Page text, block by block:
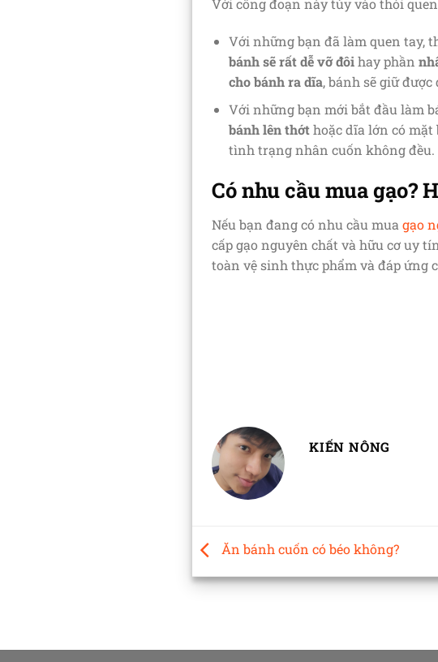
Với công đoạn này tùy vào thói
Với những bạn đã làm quen tay,
bánh sẽ rất dễ vỡ đôihay phần
cho bánh ra dĩa, bánh sẽ giữ được
Với những bạn mới bắt đầu làm
bánh lên thớthoặc dĩa lớn có mặt
tình trạng nhân cuốn không đều.
Có nhu cầu mua gạo?
Nếu bạn đang có nhu cầu mua gạo
cấp gạo nguyên chất và hữu cơ uy
toàn vệ sinh thực phẩm và đáp ứng
KIẾN NÔNG
Ăn bánh cuốn có béo không?